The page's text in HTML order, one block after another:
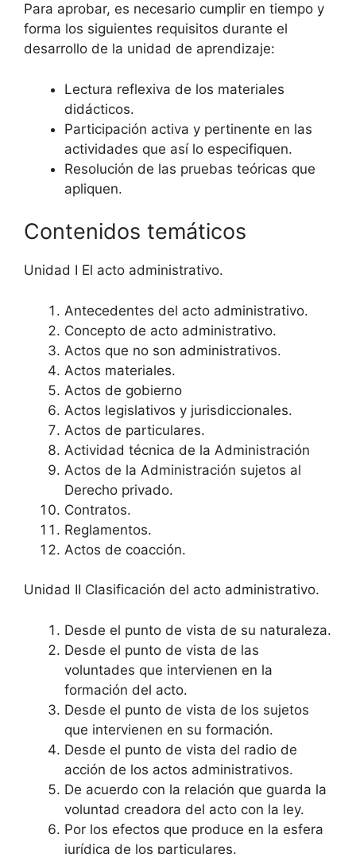
Para aprobar, es necesario cumplir en tiempo y
forma los siguientes requisitos durante el
desarrollo de la unidad de aprendizaje:
Lectura reflexiva de los materiales
didácticos.
Participación activa y pertinente en las
actividades que así lo especifiquen.
Resolución de las pruebas teóricas que
apliquen.
Contenidos temáticos
Unidad I El acto administrativo.
Antecedentes del acto administrativo.
Concepto de acto administrativo.
Actos que no son administrativos.
Actos materiales.
Actos de gobierno
Actos legislativos y jurisdiccionales.
Actos de particulares.
Actividad técnica de la Administración
Actos de la Administración sujetos al
Derecho privado.
Contratos.
Reglamentos.
Actos de coacción.
Unidad II Clasificación del acto administrativo.
Desde el punto de vista de su naturaleza.
Desde el punto de vista de las
voluntades que intervienen en la
formación del acto.
Desde el punto de vista de los sujetos
que intervienen en su formación.
Desde el punto de vista del radio de
acción de los actos administrativos.
De acuerdo con la relación que guarda la
voluntad creadora del acto con la ley.
Por los efectos que produce en la esfera
jurídica de los particulares.